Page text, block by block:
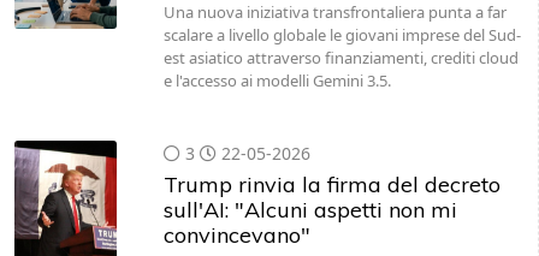
Una nuova iniziativa transfrontaliera punta a far
scalare a livello globale le giovani imprese del Sud-
est asiatico attraverso finanziamenti, crediti cloud
e l'accesso ai modelli Gemini 3.5.
3 22-05-2026
Trump rinvia la firma del decreto
sull'AI: "Alcuni aspetti non mi
convincevano"